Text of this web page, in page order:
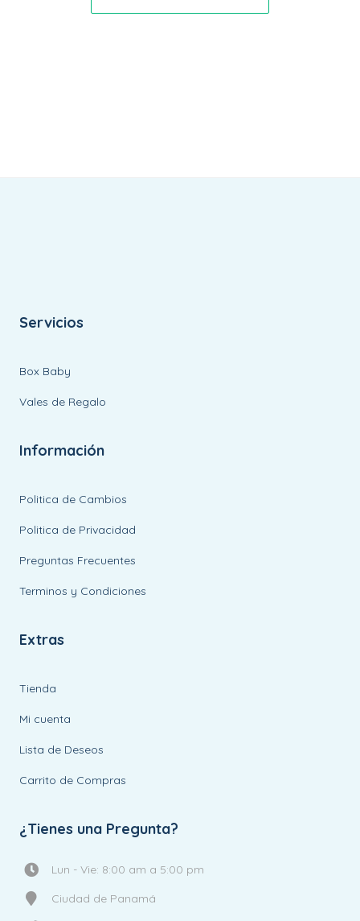
Servicios
Box Baby
Vales de Regalo
Información
Politica de Cambios
Politica de Privacidad
Preguntas Frecuentes
Terminos y Condiciones
Extras
Tienda
Mi cuenta
Lista de Deseos
Carrito de Compras
¿Tienes una Pregunta?
Lun - Vie: 8:00 am a 5:00 pm
Ciudad de Panamá